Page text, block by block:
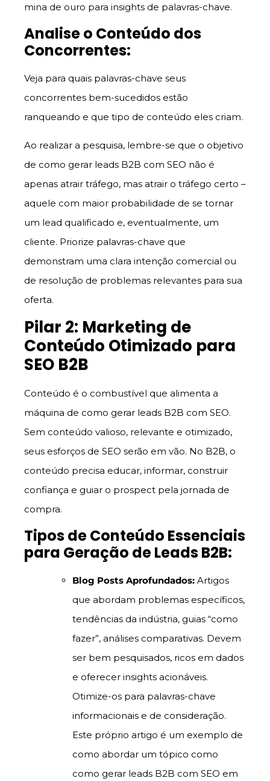
mina de ouro para insights de palavras-chave.
Analise o Conteúdo dos
Concorrentes:
Veja para quais palavras-chave seus
concorrentes bem-sucedidos estão
ranqueando e que tipo de conteúdo eles criam.
Ao realizar a pesquisa, lembre-se que o objetivo
de como gerar leads B2B com SEO não é
apenas atrair tráfego, mas atrair o tráfego certo –
aquele com maior probabilidade de se tornar
um lead qualificado e, eventualmente, um
cliente. Priorize palavras-chave que
demonstram uma clara intenção comercial ou
de resolução de problemas relevantes para sua
oferta.
Pilar 2: Marketing de
Conteúdo Otimizado para
SEO B2B
Conteúdo é o combustível que alimenta a
máquina de como gerar leads B2B com SEO.
Sem conteúdo valioso, relevante e otimizado,
seus esforços de SEO serão em vão. No B2B, o
conteúdo precisa educar, informar, construir
confiança e guiar o prospect pela jornada de
compra.
Tipos de Conteúdo Essenciais
para Geração de Leads B2B:
Blog Posts Aprofundados: Artigos
que abordam problemas específicos,
tendências da indústria, guias “como
fazer”, análises comparativas. Devem
ser bem pesquisados, ricos em dados
e oferecer insights acionáveis.
Otimize-os para palavras-chave
informacionais e de consideração.
Este próprio artigo é um exemplo de
como abordar um tópico como
como gerar leads B2B com SEO em